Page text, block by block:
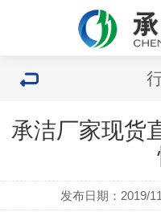
承洁厂家现货
发布日期：2019/